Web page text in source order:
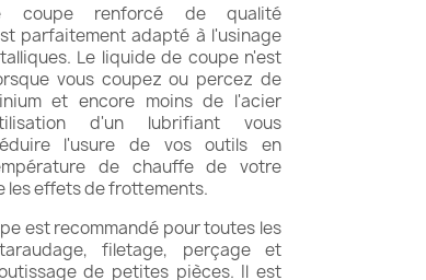
coupe renforcé de qualité
parfaitement adapté à l'usinage
Le liquide de coupe n'est
vous coupez ou percez de
et encore moins de l'acier
d'un lubrifiant vous
l'usure de vos outils en
de chauffe de votre
les effets de frottements.
est recommandé pour toutes les
filetage, perçage et
de petites pièces. Il est